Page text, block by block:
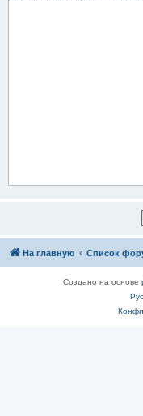
На главную Список
Создано на основе